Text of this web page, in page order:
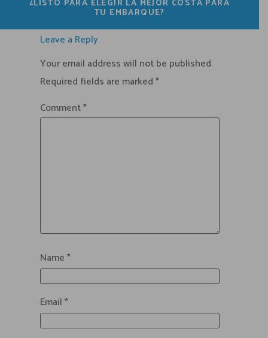
¿LISTO PARA ELEGIR LA MEJOR COSTA PARA
TU EMBARQUE?
Leave a Reply
Your email address will not be published.
Required fields are marked*
Comment*
Name*
Email*